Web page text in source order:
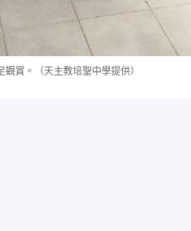
賞。（天主教培聖中學提供）